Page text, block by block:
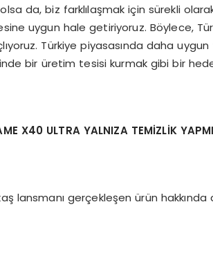
da, biz farklılaşmak için sürekli
uygun hale getiriyoruz. Böylece,
Türkiye piyasasında daha
bir üretim tesisi kurmak gibi bir
X40 ULTRA YALNIZA TEMİZLİK
lansmanı gerçekleşen ürün